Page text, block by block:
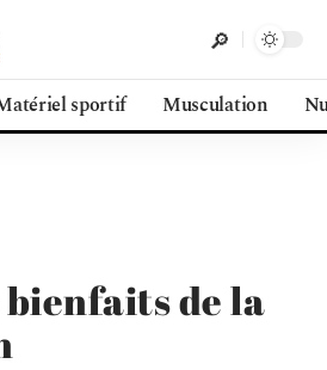
sportif Musculation
bienfaits de la